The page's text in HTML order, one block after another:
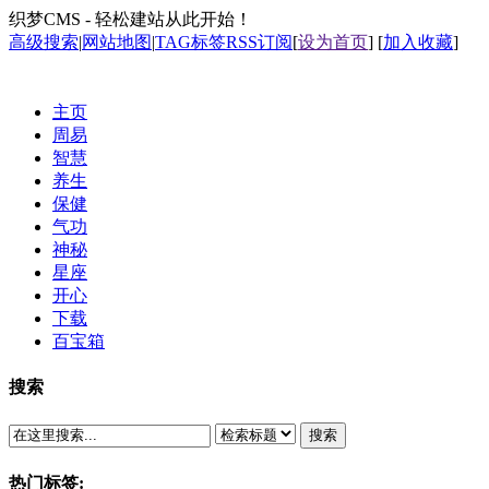
织梦CMS - 轻松建站从此开始！
高级搜索|网站地图|TAG标签RSS订阅[设为首页] [加入收藏]
主页
周易
智慧
养生
保健
气功
神秘
星座
开心
下载
百宝箱
搜索
搜索
热门标签: